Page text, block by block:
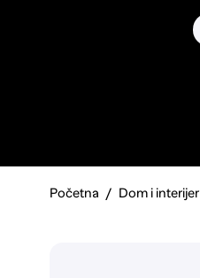
Početna Dom i interijer